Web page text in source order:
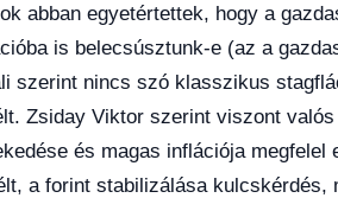
abban egyetértettek, hogy a
is belecsúsztunk-e (az a
szerint nincs szó klasszikus
Zsiday Viktor szerint viszont
és magas inflációja
a forint stabilizálása